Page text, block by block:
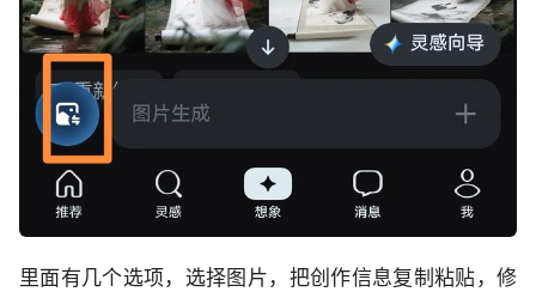
里面有几个选项，选择图片，把创作信息复制粘贴，修